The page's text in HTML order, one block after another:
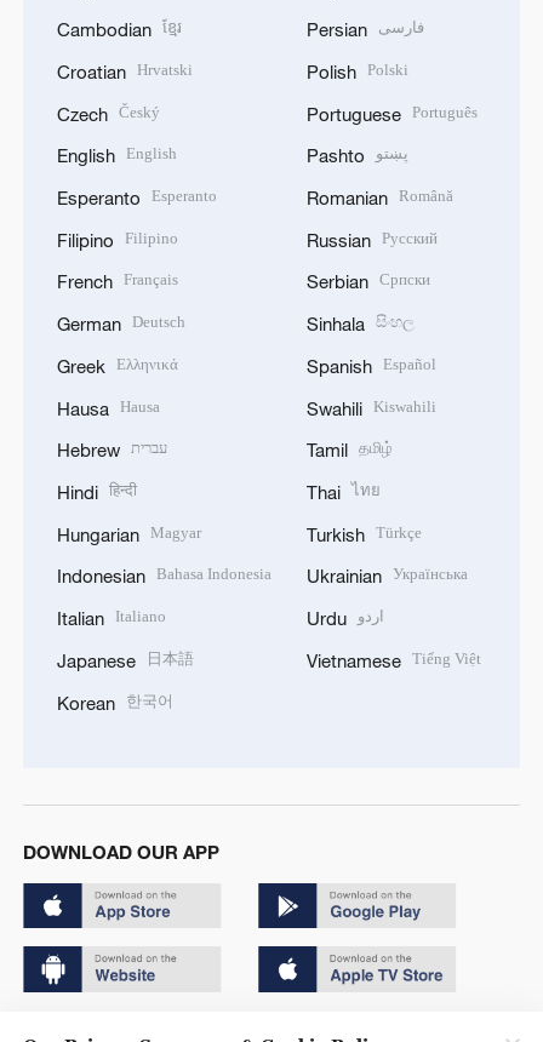
Cambodian ខ្មែរ
Croatian Hrvatski
Czech Český
English English
Esperanto Esperanto
Filipino Filipino
French Français
German Deutsch
Greek Ελληνικά
Hausa Hausa
Hebrew עברית
Hindi हिन्दी
Hungarian Magyar
Indonesian Bahasa Indonesia
Italian Italiano
Japanese 日本語
Korean 한국어
Persian فارسی
Polish Polski
Portuguese Português
Pashto پښتو
Romanian Română
Russian Русский
Serbian Српски
Sinhala සිංහල
Spanish Español
Swahili Kiswahili
Tamil தமிழ்
Thai ไทย
Turkish Türkçe
Ukrainian Українська
Urdu اردو
Vietnamese Tiếng Việt
DOWNLOAD OUR APP